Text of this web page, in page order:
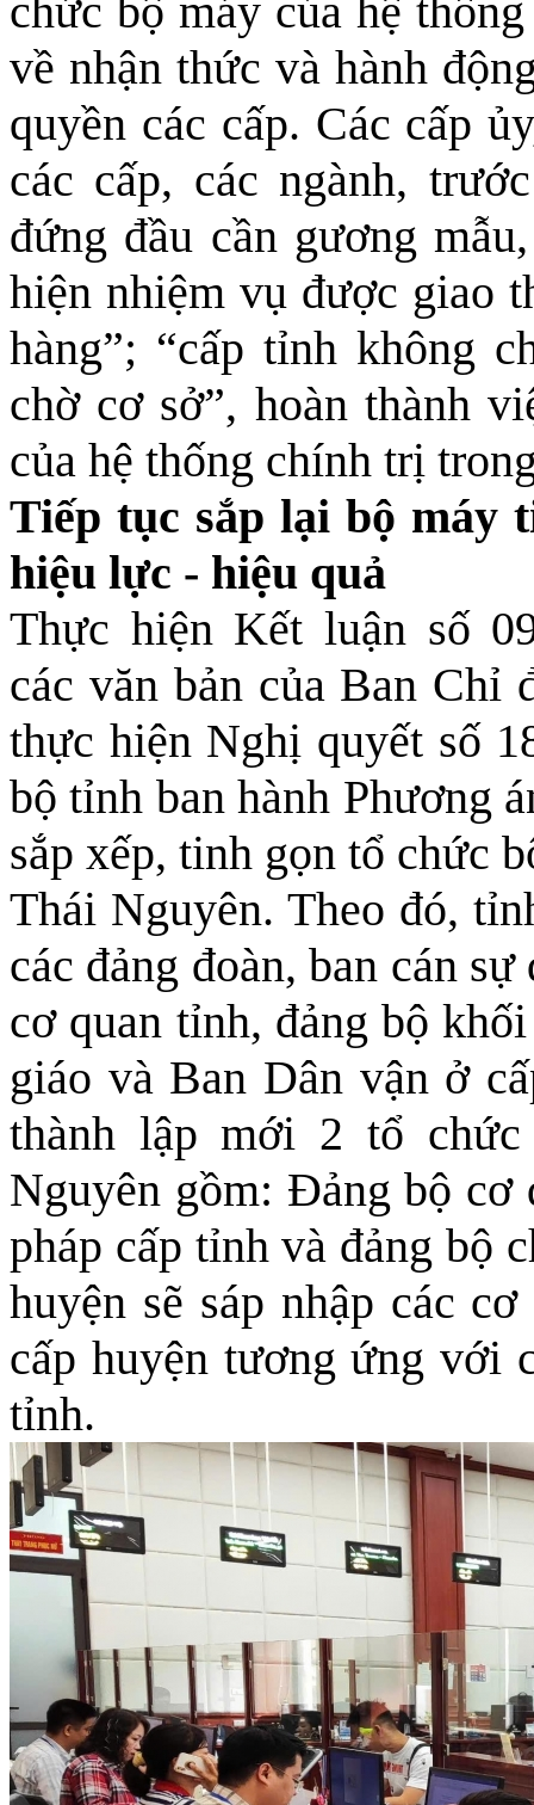
chức bộ máy của hệ
về nhận thức và hành
quyền các cấp. Các cấp
các cấp, các ngành,
đứng đầu cần gương
hiện nhiệm vụ được giao
hàng”; “cấp tỉnh không
chờ cơ sở”, hoàn thành
của hệ thống chính trị
Tiếp tục sắp lại bộ máy
hiệu lực - hiệu quả
Thực hiện Kết luận số
các văn bản của Ban Chỉ
thực hiện Nghị quyết số
bộ tỉnh ban hành Phương
sắp xếp, tinh gọn tổ chức
Thái Nguyên. Theo đó,
các đảng đoàn, ban cán
cơ quan tỉnh, đảng bộ
giáo và Ban Dân vận ở
thành lập mới 2 tổ
Nguyên gồm: Đảng bộ
pháp cấp tỉnh và đảng bộ
huyện sẽ sáp nhập các
cấp huyện tương ứng với
tỉnh.